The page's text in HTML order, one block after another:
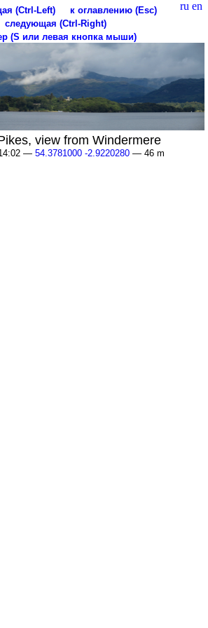
ru en
(Ctrl-Left)
к оглавлению (Esc)
следующая (Ctrl-Right)
(S или левая кнопка мыши)
view from Windermere
— 54.3781000 -2.9220280 — 46 m